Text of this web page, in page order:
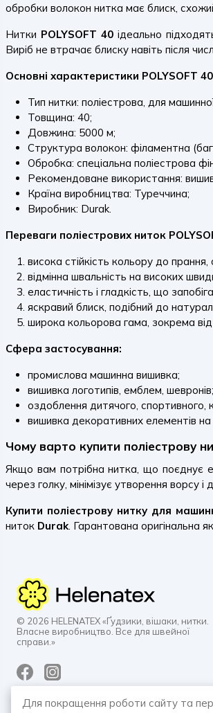
обробки волокон нитка має блиск,
Нитки POLYSOFT 40ідеально
Виріб не втрачає блиску навіть після
Основні характеристики POLYSOFT
Тип нитки: поліестрова, для
Товщина: 40;
Довжина: 5000 м;
Структура волокон: філаментна
Обробка: спеціальна поліестрова
Рекомендоване використання:
Країна виробництва: Туреччина;
Виробник: Durak.
Переваги поліестрових ниток
висока стійкість кольору до прання,
відмінна швальність на високих
еластичність і гладкість, що
яскравий блиск, подібний до
широка кольорова гама, зокрема
Сфера застосування:
промислова машинна вишивка;
вишивка логотипів, емблем, шевронів;
оздоблення дитячого, спортивного,
вишивка декоративних елементів
Чому варто купити поліестрову
Якщо вам потрібна нитка, що поєднує
через голку, мінімізує утворення ворсу
Купити поліестрову нитку для
ниток Durak. Гарантована оригінальна
© 2026 HELENATEX «Ґудзики, вішаки, нитки.
Власне виробництво. Все для швейної
справи.»
Для покращення роботи сайту та